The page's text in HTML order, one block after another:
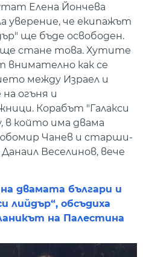
Елена Йончева
уверение, че екипажът
ще бъде освободен.
ще стане това. Хутите
внимателно как се
между Израел и
огъня и
Корабът "Галакси
в който има двама
Чанев и старши-
Веселинов, вече
двамата българи и
лийдър“, обсъдиха
на Палестина